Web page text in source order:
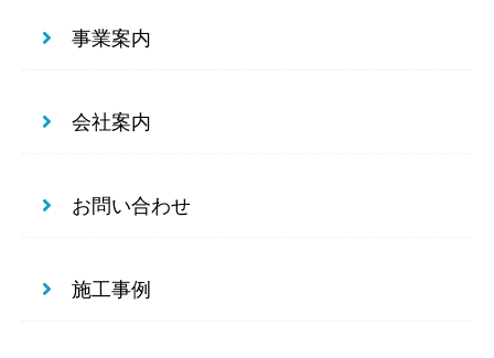
事業案内
会社案内
お問い合わせ
施工事例